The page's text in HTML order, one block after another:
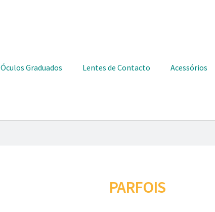
Óculos Graduados Lentes de Contacto Acessórios
PARFOIS